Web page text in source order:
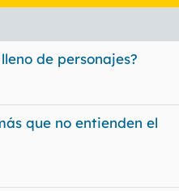
de personajes?
que no entienden el